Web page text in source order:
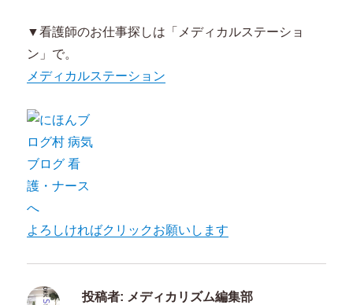
▼看護師のお仕事探しは「メディカルステーショ
ン」で。
メディカルステーション
よろしければクリックお願いします
投稿者: メディカリズム編集部